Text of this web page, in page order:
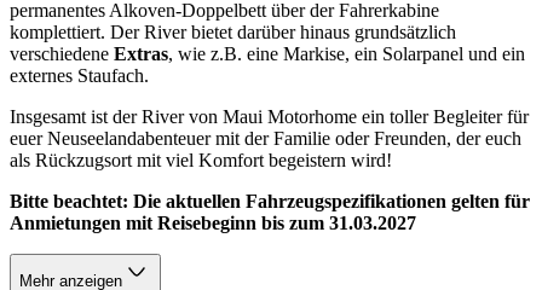
permanentes Alkoven-Doppelbett über der Fahrerkabine
komplettiert. Der River bietet darüber hinaus grundsätzlich
verschiedene Extras, wie z.B. eine Markise, ein Solarpanel und ein
externes Staufach.
Insgesamt ist der River von Maui Motorhome ein toller Begleiter für
euer Neuseelandabenteuer mit der Familie oder Freunden, der euch
als Rückzugsort mit viel Komfort begeistern wird!
Bitte beachtet: Die aktuellen Fahrzeugspezifikationen gelten für
Anmietungen mit Reisebeginn bis zum 31.03.2027
Mehr anzeigen